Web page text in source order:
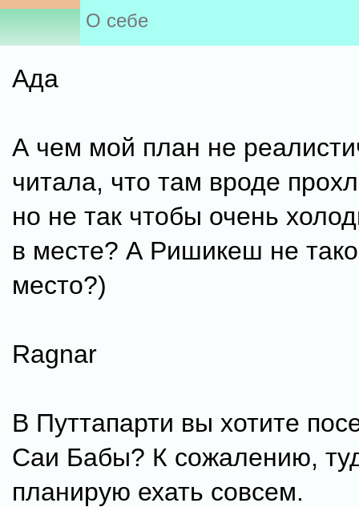
О себе
Ада
А чем мой план не
читала, что там вроде
но не так чтобы очень
в месте? А Ришикеш не
место?)
Ragnar
В Путтапарти вы хотите
Саи Бабы? К сожалению,
планирую ехать совсем.